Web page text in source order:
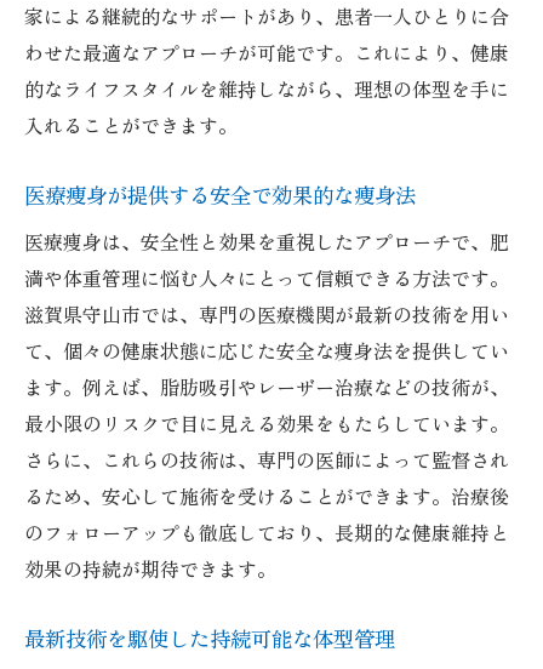
家による継続的なサポートがあり、患者一人ひとりに合
わせた最適なアプローチが可能です。これにより、健康
的なライフスタイルを維持しながら、理想の体型を手に
入れることができます。
医療痩身が提供する安全で効果的な痩身法
医療痩身は、安全性と効果を重視したアプローチで、肥
満や体重管理に悩む人々にとって信頼できる方法です。
滋賀県守山市では、専門の医療機関が最新の技術を用い
て、個々の健康状態に応じた安全な痩身法を提供してい
ます。例えば、脂肪吸引やレーザー治療などの技術が、
最小限のリスクで目に見える効果をもたらしています。
さらに、これらの技術は、専門の医師によって監督され
るため、安心して施術を受けることができます。治療後
のフォローアップも徹底しており、長期的な健康維持と
効果の持続が期待できます。
最新技術を駆使した持続可能な体型管理